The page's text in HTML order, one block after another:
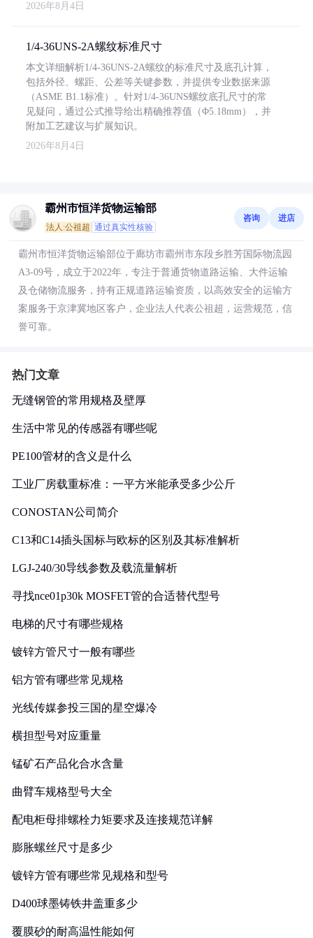
2026年8月4日
1/4-36UNS-2A螺纹标准尺寸
本文详细解析1/4-36UNS-2A螺纹的标准尺寸及底孔计算，
包括外径、螺距、公差等关键参数，并提供专业数据来源
（ASME B1.1标准）。针对1/4-36UNS螺纹底孔尺寸的常
见疑问，通过公式推导给出精确推荐值（Φ5.18mm），并
附加工艺建议与扩展知识。
2026年8月4日
霸州市恒洋货物运输部
法人:公祖超 通过真实性核验
咨询 进店
霸州市恒洋货物运输部位于廊坊市霸州市东段乡胜芳国际物流园
A3-09号，成立于2022年，专注于普通货物道路运输、大件运输
及仓储物流服务，持有正规道路运输资质，以高效安全的运输方
案服务于京津冀地区客户，企业法人代表公祖超，运营规范，信
誉可靠。
热门文章
无缝钢管的常用规格及壁厚
生活中常见的传感器有哪些呢
PE100管材的含义是什么
工业厂房载重标准：一平方米能承受多少公斤
CONOSTAN公司简介
C13和C14插头国标与欧标的区别及其标准解析
LGJ-240/30导线参数及载流量解析
寻找nce01p30k MOSFET管的合适替代型号
电梯的尺寸有哪些规格
镀锌方管尺寸一般有哪些
铝方管有哪些常见规格
光线传媒参投三国的星空爆冷
横担型号对应重量
锰矿石产品化合水含量
曲臂车规格型号大全
配电柜母排螺栓力矩要求及连接规范详解
膨胀螺丝尺寸是多少
镀锌方管有哪些常见规格和型号
D400球墨铸铁井盖重多少
覆膜砂的耐高温性能如何